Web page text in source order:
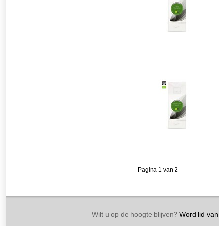
Pagina 1 van 2
Wilt u op de hoogte blijven?Word lid van